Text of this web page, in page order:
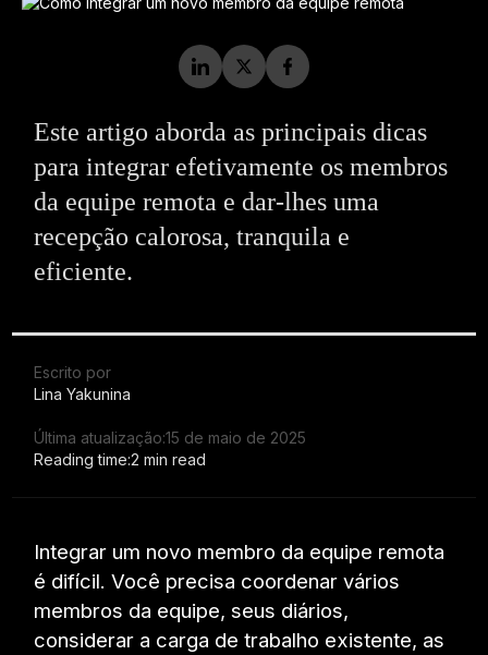
Este artigo aborda as principais dicas
para integrar efetivamente os membros
da equipe remota e dar-lhes uma
recepção calorosa, tranquila e
eficiente.
Escrito por
Lina Yakunina
Última atualização:15 de maio de 2025
Reading time:2 min read
Integrar um novo membro da equipe remota
é difícil. Você precisa coordenar vários
membros da equipe, seus diários,
considerar a carga de trabalho existente, as